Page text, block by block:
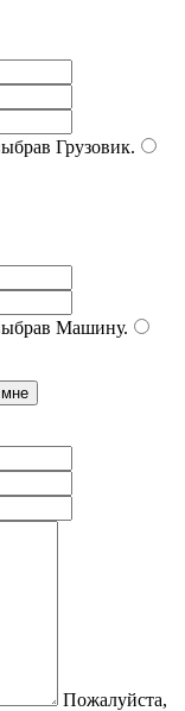
Грузовик.
Машину.
Пожалуйста,